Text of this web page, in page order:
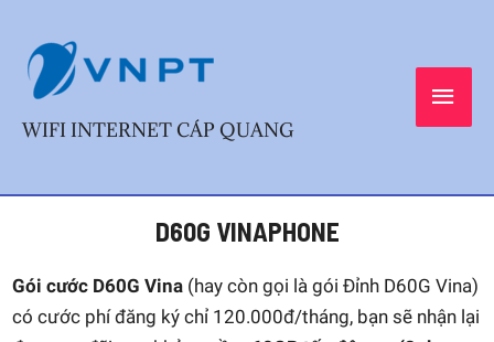
content
WIFI INTERNET CÁP QUANG
D60G VINAPHONE
Gói cước D60G Vina (hay còn gọi là gói Đỉnh D60G Vina)
có cước phí đăng ký chỉ 120.000đ/tháng, bạn sẽ nhận lại